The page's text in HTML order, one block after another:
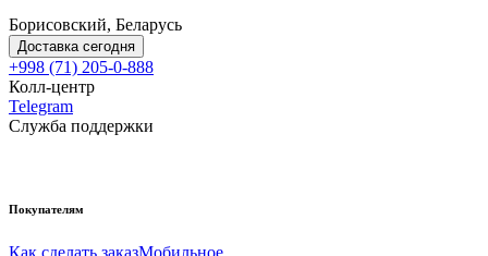
Борисовский, Беларусь
Доставка сегодня
+998 (71) 205-0-888
Колл-центр
Telegram
Служба поддержки
Покупателям